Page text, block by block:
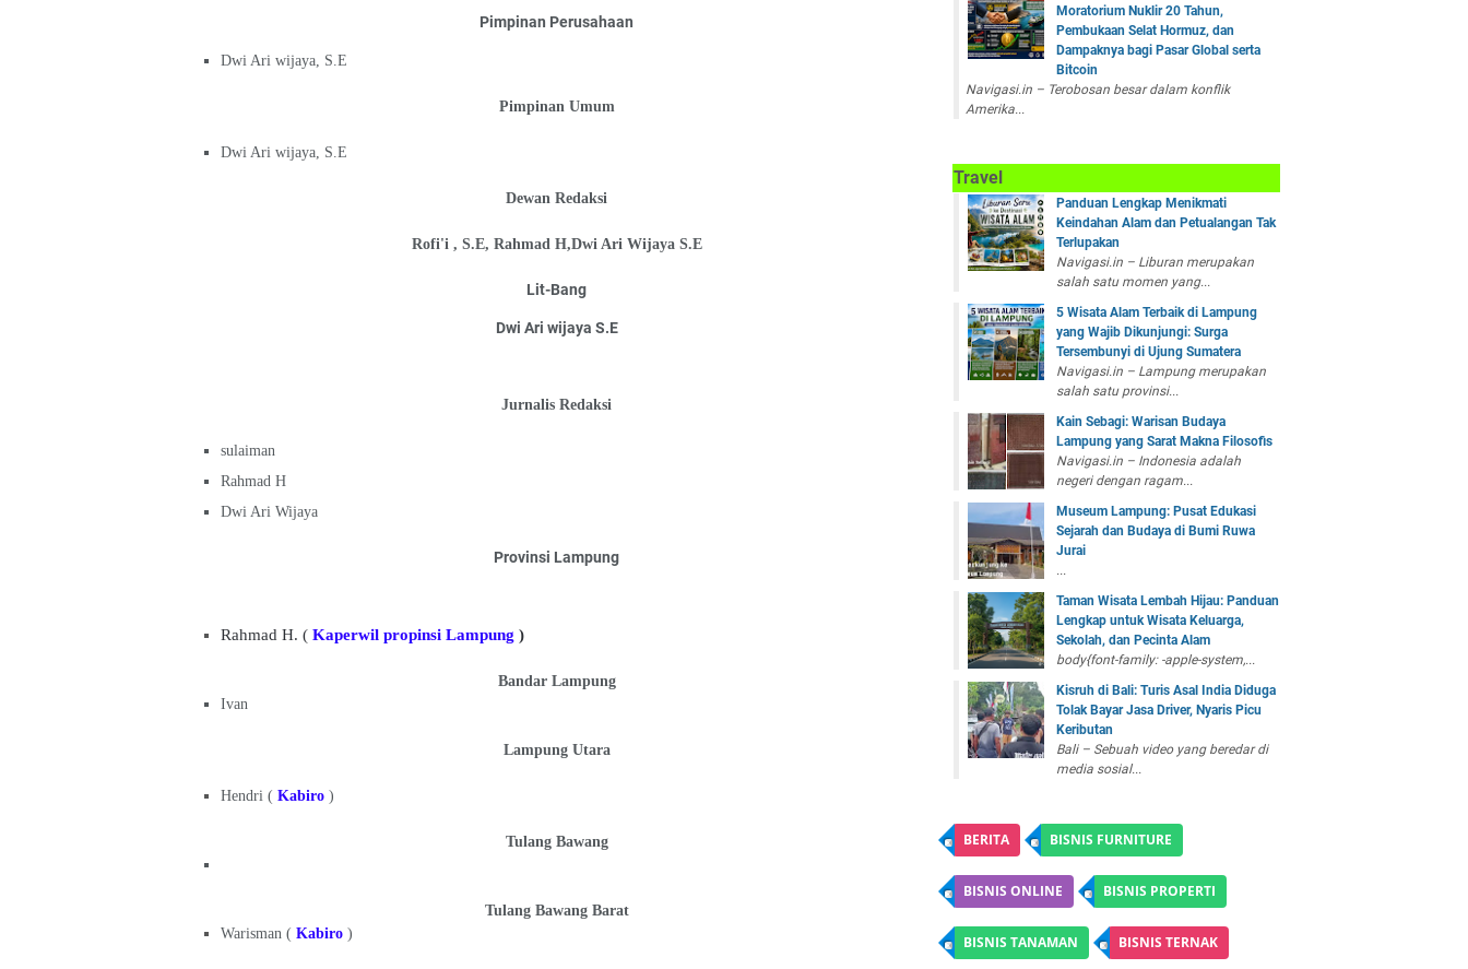
Pimpinan Perusahaan
Dwi Ari wijaya, S.E
Pimpinan Umum
Dwi Ari wijaya, S.E
Dewan Redaksi
Rofi'i , S.E, Rahmad H,Dwi Ari Wijaya S.E
Lit-Bang
Dwi Ari wijaya S.E
Jurnalis Redaksi
sulaiman
Rahmad H
Dwi Ari Wijaya
Provinsi Lampung
Rahmad H. ( Kaperwil propinsi Lampung )
Bandar Lampung
Ivan
Lampung Utara
Hendri ( Kabiro )
Tulang Bawang
Tulang Bawang Barat
Warisman ( Kabiro )
Moratorium Nuklir 20 Tahun,
Pembukaan Selat Hormuz, dan
Dampaknya bagi Pasar Global serta
Bitcoin
Navigasi.in – Terobosan besar dalam konflik
Amerika...
Travel
Panduan Lengkap Menikmati
Keindahan Alam dan Petualangan Tak
Terlupakan
Navigasi.in – Liburan merupakan
salah satu momen yang...
5 Wisata Alam Terbaik di Lampung
yang Wajib Dikunjungi: Surga
Tersembunyi di Ujung Sumatera
Navigasi.in – Lampung merupakan
salah satu provinsi...
Kain Sebagi: Warisan Budaya
Lampung yang Sarat Makna Filosofis
Navigasi.in – Indonesia adalah
negeri dengan ragam...
Museum Lampung: Pusat Edukasi
Sejarah dan Budaya di Bumi Ruwa
Jurai
...
Taman Wisata Lembah Hijau: Panduan
Lengkap untuk Wisata Keluarga,
Sekolah, dan Pecinta Alam
body{font-family: -apple-system,...
Kisruh di Bali: Turis Asal India Diduga
Tolak Bayar Jasa Driver, Nyaris Picu
Keributan
Bali – Sebuah video yang beredar di
media sosial...
BERITA BISNIS FURNITURE
BISNIS ONLINE BISNIS PROPERTI
BISNIS TANAMAN BISNIS TERNAK